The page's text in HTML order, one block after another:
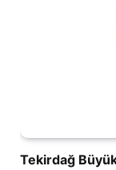
Tekirdağ